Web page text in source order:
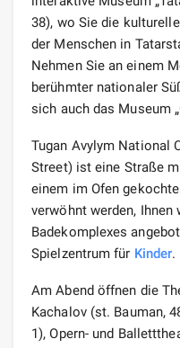
38), wo Sie die
der Menschen in
Nehmen Sie an einem
berühmter nationaler
sich auch das Museum
Tugan Avylym National
Street) ist eine Straße
einem im Ofen
verwöhnt werden, Ihnen
Badekomplexes
Spielzentrum für Kinder.
Am Abend öffnen die
Kachalov (st. Bauman,
1), Opern- und